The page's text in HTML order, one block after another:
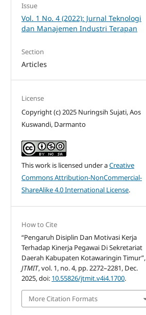
Issue
Vol. 1 No. 4 (2022): Jurnal Teknologi
dan Manajemen Industri Terapan
Section
Articles
License
Copyright (c) 2025 Nuringsih Sujati, Aos
Kuswandi, Darmanto
This work is licensed under aCreative
Commons Attribution-NonCommercial-
ShareAlike 4.0 International License.
How to Cite
“Pengaruh Disiplin Dan Motivasi Kerja
Terhadap Kinerja Pegawai Di Sekretariat
Daerah Kabupaten Kotawaringin Timur”,
JTMIT, vol. 1, no. 4, pp. 2272–2281, Dec.
2025, doi: 10.55826/jtmit.v4i4.1700.
More Citation Formats